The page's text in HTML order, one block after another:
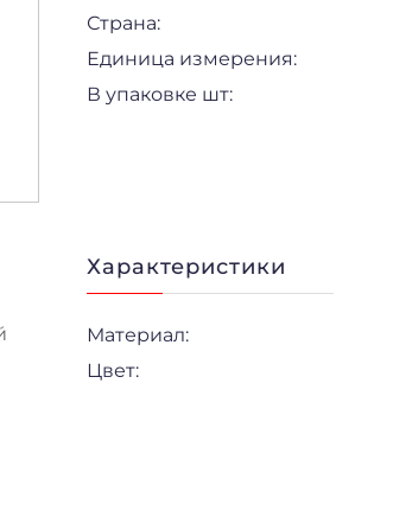
Страна:
Единица измерения:
В упаковке шт:
Характеристики
Материал:
Цвет: